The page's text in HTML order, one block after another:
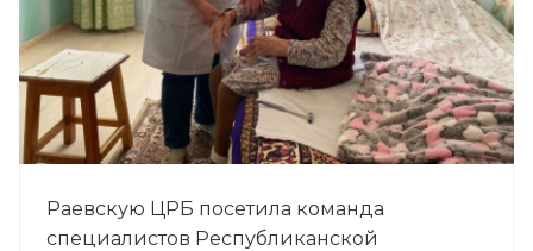
Раевскую ЦРБ посетила команда
специалистов Республиканской